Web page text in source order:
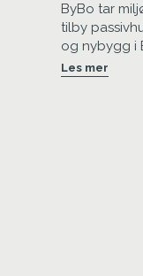
ByBo tar
tilby
og nybygg i
Les mer